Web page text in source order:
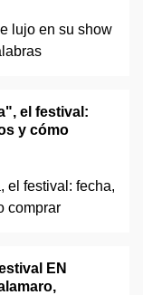
el festival:
y cómo
EN